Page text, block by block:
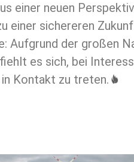
einer neuen
einer sichereren
Aufgrund der großen
es sich, bei
Kontakt zu treten.